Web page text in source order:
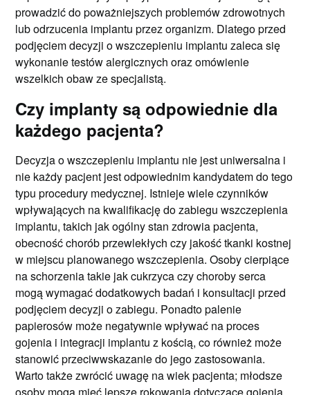
prowadzić do poważniejszych problemów zdrowotnych
lub odrzucenia implantu przez organizm. Dlatego przed
podjęciem decyzji o wszczepieniu implantu zaleca się
wykonanie testów alergicznych oraz omówienie
wszelkich obaw ze specjalistą.
Czy implanty są odpowiednie dla
każdego pacjenta?
Decyzja o wszczepieniu implantu nie jest uniwersalna i
nie każdy pacjent jest odpowiednim kandydatem do tego
typu procedury medycznej. Istnieje wiele czynników
wpływających na kwalifikację do zabiegu wszczepienia
implantu, takich jak ogólny stan zdrowia pacjenta,
obecność chorób przewlekłych czy jakość tkanki kostnej
w miejscu planowanego wszczepienia. Osoby cierpiące
na schorzenia takie jak cukrzyca czy choroby serca
mogą wymagać dodatkowych badań i konsultacji przed
podjęciem decyzji o zabiegu. Ponadto palenie
papierosów może negatywnie wpływać na proces
gojenia i integracji implantu z kością, co również może
stanowić przeciwwskazanie do jego zastosowania.
Warto także zwrócić uwagę na wiek pacjenta; młodsze